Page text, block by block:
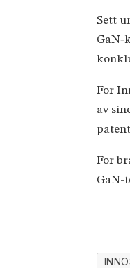
Sett
For
av
For
GaN-